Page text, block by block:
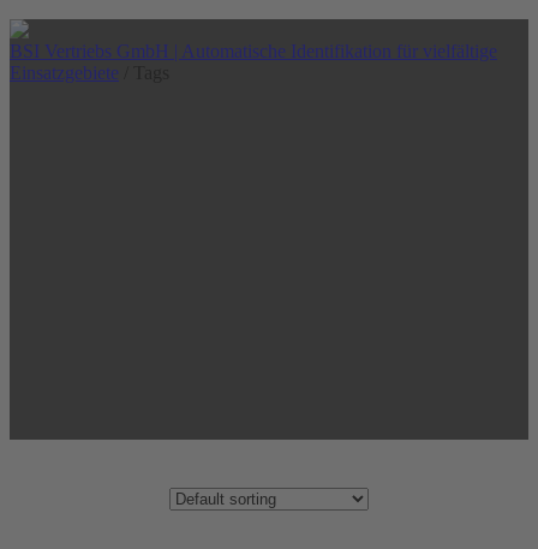
BSI Vertriebs GmbH | Automatische Identifikation für vielfältige
Einsatzgebiete